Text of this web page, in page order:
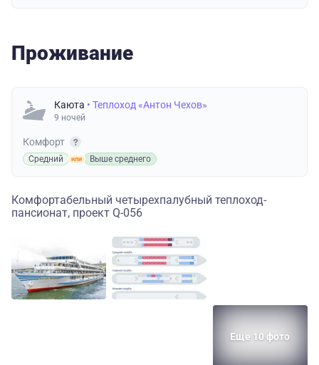
Проживание
Каюта • Теплоход «Антон Чехов»
9 ночей
Комфорт
Средний Выше среднего
Комфортабельный четырехпалубный теплоход-
пансионат, проект Q-056
Еще 10 фото